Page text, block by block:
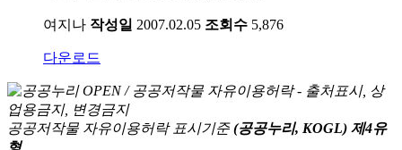
여지나 작성일 2007.02.05 조회수 5,876
다운로드
공공저작물 자유이용허락 표시기준 (공공누리, KOGL) 제4유
형